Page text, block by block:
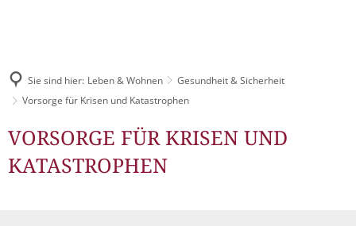
Stellenangebote
Ausschreibungen
Bauleitpläne
Bürgerbüro
Unsere Leistungen für Sie
Städtische Gremien
Gesundheit & Sicherheit
Familie
Kinderfreundliches
Jugend
Tourist-Information
Schlitzer Destillerie
Gastronomie
STADTENTWICKLUNG
Stadtmarketing
Sie sind hier: Leben & Wohnen
Gesundheit & Sicherheit
Vorsorge für Krisen und Katastrophen
Vorsorge
für
VORSORGE FÜR KRISEN UND
KATASTROPHEN